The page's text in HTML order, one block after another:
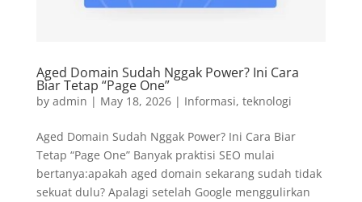
Aged Domain Sudah Nggak Power? Ini Cara
Biar Tetap “Page One”
by admin | May 18, 2026| Informasi, teknologi
Aged Domain Sudah Nggak Power? Ini Cara Biar
Tetap “Page One” Banyak praktisi SEO mulai
bertanya:apakah aged domain sekarang sudah tidak
sekuat dulu? Apalagi setelah Google menggulirkan